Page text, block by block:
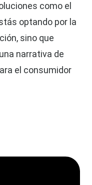
como el
optando por la
sino que
narrativa de
el consumidor